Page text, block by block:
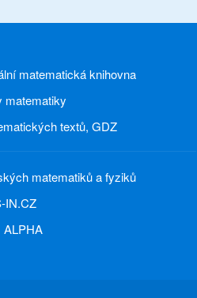
matematická knihovna
matematiky
textů, GDZ
matematiků a fyziků
IN.CZ
ALPHA